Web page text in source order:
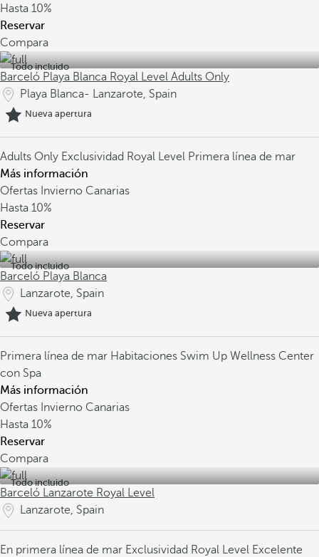
Hasta 10%
Reservar
Compara
Todo incluido
Barceló Playa Blanca Royal Level Adults Only
Playa Blanca- Lanzarote, Spain
Nueva apertura
Adults Only Exclusividad Royal Level Primera línea de mar
Más información
Ofertas Invierno Canarias
Hasta 10%
Reservar
Compara
Todo incluido
Barceló Playa Blanca
Lanzarote, Spain
Nueva apertura
Primera línea de mar Habitaciones Swim Up Wellness Center
con Spa
Más información
Ofertas Invierno Canarias
Hasta 10%
Reservar
Compara
Todo incluido
Barceló Lanzarote Royal Level
Lanzarote, Spain
En primera línea de mar Exclusividad Royal Level Excelente